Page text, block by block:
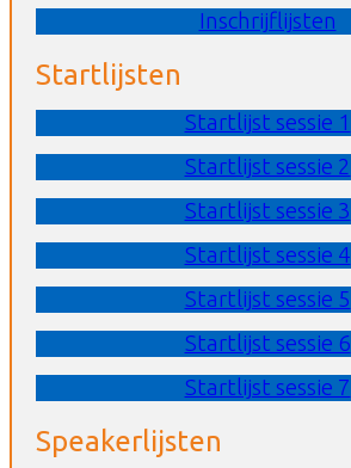
Inschrijflijsten
Startlijsten
Startlijst sessie 1
Startlijst sessie 2
Startlijst sessie 3
Startlijst sessie 4
Startlijst sessie 5
Startlijst sessie 6
Startlijst sessie 7
Speakerlijsten